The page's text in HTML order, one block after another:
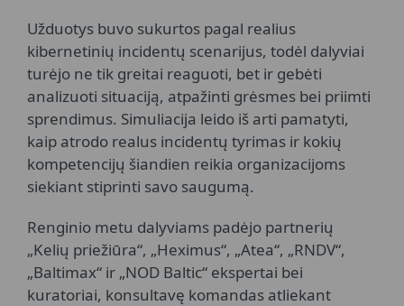
Užduotys buvo sukurtos pagal realius
kibernetinių incidentų scenarijus, todėl dalyviai
turėjo ne tik greitai reaguoti, bet ir gebėti
analizuoti situaciją, atpažinti grėsmes bei priimti
sprendimus. Simuliacija leido iš arti pamatyti,
kaip atrodo realus incidentų tyrimas ir kokių
kompetencijų šiandien reikia organizacijoms
siekiant stiprinti savo saugumą.
Renginio metu dalyviams padėjo partnerių
„Kelių priežiūra“, „Heximus“, „Atea“, „RNDV“,
„Baltimax“ ir „NOD Baltic“ ekspertai bei
kuratoriai, konsultavę komandas atliekant